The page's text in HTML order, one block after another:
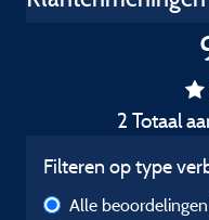
2 Totaal
Filteren op type
Alle beoordelingen